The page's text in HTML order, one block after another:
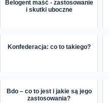
Belogent maść - zastosowanie
i skutki uboczne
Konfederacja: co to takiego?
Bdo – co to jest i jakie są jego
zastosowania?